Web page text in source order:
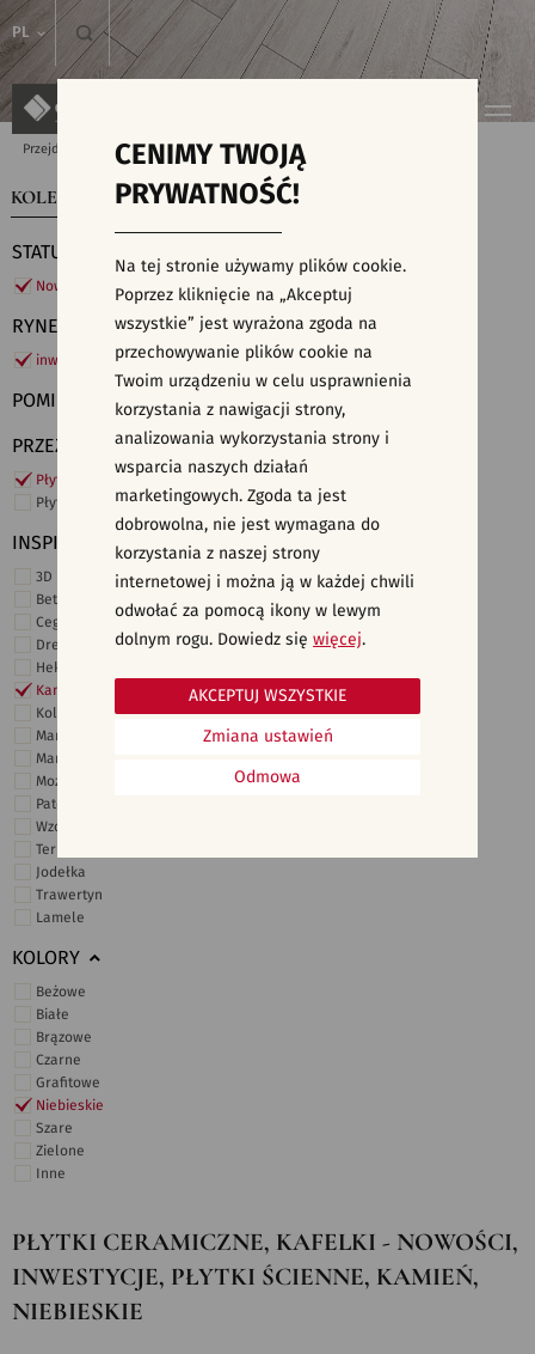
PL
Przejdź do strony głównej Kolekcje
KOLEKCJE WYSZUKIWARKA PŁYTEK
STATUS
Nowości
RYNEK
inwestycje
POMIESZCZENIE
PRZEZNACZENIE
Płytki ścienne
Płytki podłogowe
INSPIRACJE
3D i struktury
Beton
Cegiełki
Drewno
Heksagonalne
Kamień
Kolor
Marmur
Marokańskie
Mozaika
Patchwork
Wzory i motywy
Terrazzo
Jodełka
Trawertyn
Lamele
KOLORY
Beżowe
Białe
Brązowe
Czarne
Grafitowe
Niebieskie
Szare
Zielone
Inne
PŁYTKI CERAMICZNE, KAFELKI - NOWOŚCI,
INWESTYCJE, PŁYTKI ŚCIENNE, KAMIEŃ,
NIEBIESKIE
CENIMY TWOJĄ
PRYWATNOŚĆ!
Na tej stronie używamy plików cookie.
Poprzez kliknięcie na „Akceptuj
wszystkie” jest wyrażona zgoda na
przechowywanie plików cookie na
Twoim urządzeniu w celu usprawnienia
korzystania z nawigacji strony,
analizowania wykorzystania strony i
wsparcia naszych działań
marketingowych. Zgoda ta jest
dobrowolna, nie jest wymagana do
korzystania z naszej strony
internetowej i można ją w każdej chwili
odwołać za pomocą ikony w lewym
dolnym rogu. Dowiedz się więcej.
Odmowa
Zmiana ustawień
AKCEPTUJ WSZYSTKIE